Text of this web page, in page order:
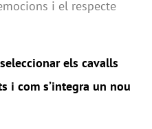
i el respecte
els cavalls
i com s’integra un nou